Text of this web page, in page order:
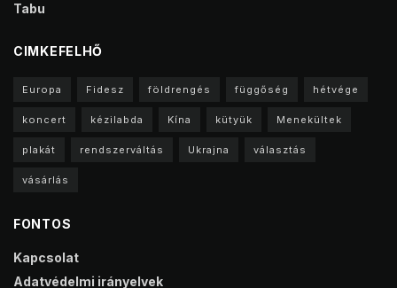
Tabu
CIMKEFELHŐ
Europa Fidesz földrengés függőség hétvége
koncert kézilabda Kína kütyük Menekültek
plakát rendszerváltás Ukrajna választás
vásárlás
FONTOS
Kapcsolat
Adatvédelmi irányelvek